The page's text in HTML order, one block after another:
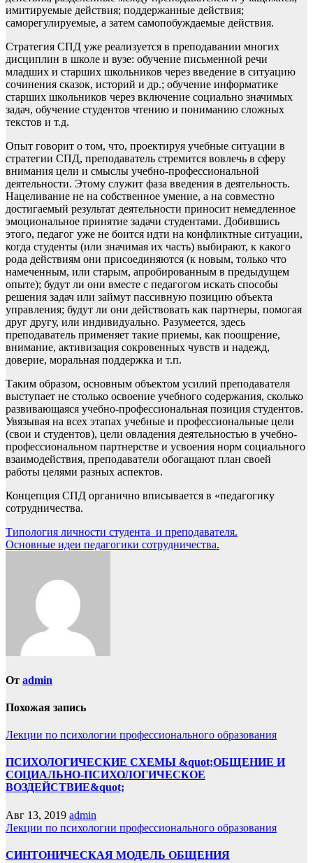
имитируемые действия; поддержанные действия;
саморегулируемые, а затем самопобуждаемые действия.
Стратегия СПД уже реализуется в преподавании многих
дисциплин в школе и вузе: обучение письменной речи
младших и старших школьников через введение в ситуацию
сочинения сказок, историй и др.; обучение информатике
старших школьников через включение социально значимых
задач, обучение студентов чтению и пониманию сложных
текстов и т.д.
Опыт говорит о том, что, проектируя учебные ситуации в
стратегии СПД, преподаватель стремится вовлечь в сферу
внимания цели и смыслы учебно-профессиональной
деятельности. Этому служит фаза введения в деятельность.
Нацеливание не на собственное умение, а на совместно
достигаемый результат деятельности приносит немедленное
эмоциональное принятие задачи студентами. Добившись
этого, педагог уже не боится идти на конфликтные ситуации,
когда студенты (или значимая их часть) выбирают, к какого
рода действиям они присоединяются (к новым, только что
намеченным, или старым, апробированным в предыдущем
опыте); будут ли они вместе с педагогом искать способы
решения задач или займут пассивную позицию объекта
управления; будут ли они действовать как партнеры, помогая
друг другу, или индивидуально. Разумеется, здесь
преподаватель применяет такие приемы, как поощрение,
внимание, активизация сокровенных чувств и надежд,
доверие, моральная поддержка и т.п.
Таким образом, основным объектом усилий преподавателя
выступает не столько освоение учебного содержания, сколько
развивающаяся учебно-профессиональная позиция студентов.
Увязывая на всех этапах учебные и профессиональные цели
(свои и студентов), цели овладения деятельностью в учебно-
профессиональном партнерстве и усвоения норм социального
взаимодействия, преподаватели обогащают план своей
работы целями разных аспектов.
Концепция СПД органично вписывается в «педагогику
сотрудничества.
Навигация
по
Типология личности студента и преподавателя.
Основные идеи педагогики сотрудничества.
От admin
Похожая запись
Лекции по психологии профессионального образования
ПСИХОЛОГИЧЕСКИЕ СХЕМЫ &quot;ОБЩЕНИЕ И
СОЦИАЛЬНО-ПСИХОЛОГИЧЕСКОЕ
ВОЗДЕЙСТВИЕ&quot;
Авг 13, 2019 admin
Лекции по психологии профессионального образования
СИНТОНИЧЕСКАЯ МОДЕЛЬ ОБЩЕНИЯ